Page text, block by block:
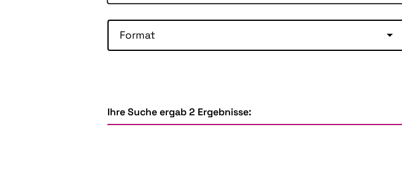
Format
Ihre Suche ergab 2 Ergebnisse: